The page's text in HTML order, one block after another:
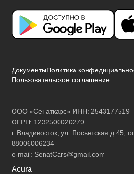
ДокументыПолитика
Пользовательское соглашение
ООО «Сенаткарс» ИНН: 2543177519
ОГРН: 1232500020279
г. Владивосток, ул. Посьетская д.45,
88006006234
e-mail: SenatCars@gmail.com
Acura